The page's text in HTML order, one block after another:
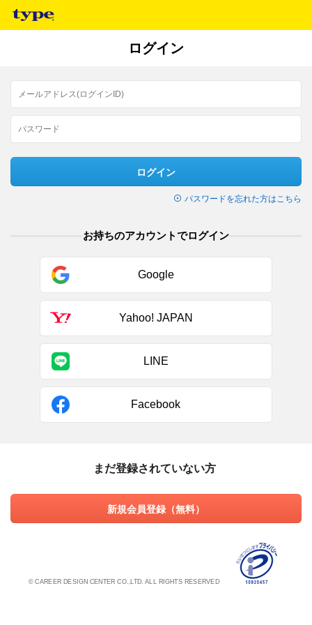
ログイン
ログイン
パスワードを忘れた方はこちら
お持ちのアカウントでログイン
Google
Yahoo! JAPAN
LINE
Facebook
まだ登録されていない方
新規会員登録（無料）
© CAREER DESIGN CENTER CO.,LTD. ALL RIGHTS RESERVED